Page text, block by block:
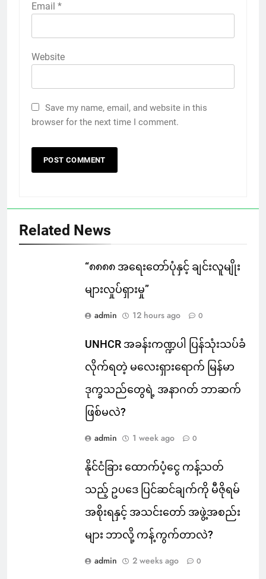
Email *
Website
Save my name, email, and website in this
browser for the next time I comment.
Related News
“၈၈၈၈ အရေးတော်ပုံနှင့် ချင်းလူမျိုး
များလှုပ်ရှားမှု”
admin 12 hours ago 0
UNHCR အခန်းကဏ္ဍပါ ပြန်သုံးသပ်ခံ
လိုက်ရတဲ့ မလေးရှားရောက် မြန်မာ
ဒုက္ခသည်တွေရဲ့ အနာဂတ် ဘာဆက်
ဖြစ်မလဲ?
admin 1 week ago 0
နိုင်ငံခြား ထောက်ပံ့ငွေ ကန့်သတ်
သည့် ဥပဒေ ပြင်ဆင်ချက်ကို မီဇိုရမ်
အစိုးရနှင့် အသင်းတော် အဖွဲ့အစည်း
များ ဘာလို့ ကန့်ကွက်တာလဲ?
admin 2 weeks ago 0